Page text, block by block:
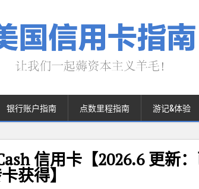
银行账户指南 点数里程指南 游记&体验
信用卡【2026.6 更新
获得】